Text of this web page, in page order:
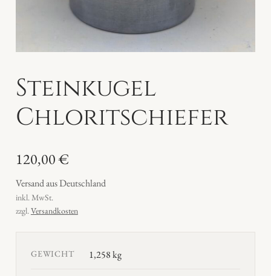
Steinkugel
Chloritschiefer
120,00€
Versand aus Deutschland
inkl. MwSt.
zzgl.Versandkosten
GEWICHT 1,258 kg